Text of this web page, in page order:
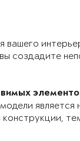
вашего
создадите
является
конструкции,